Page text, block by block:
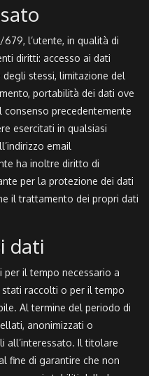
l’utente, in qualità di
diritti: accesso ai dati
stessi, limitazione del
portabilità dei dati ove
consenso precedentemente
esercitati in qualsiasi
email
ha inoltre diritto di
per la protezione dei dati
il trattamento dei propri dati
dati
per il tempo necessario a
raccolti o per il tempo
Al termine del periodo di
anonimizzati o
all’interessato. Il titolare
fine di garantire che non